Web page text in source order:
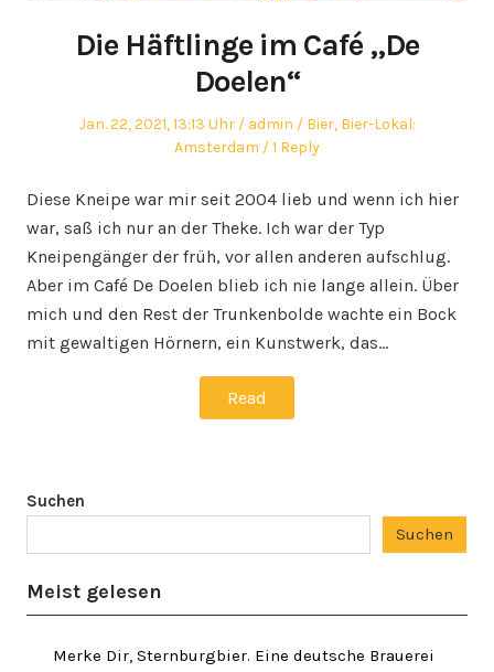
Die Häftlinge im Café „De
Doelen“
Posted
Jan. 22, 2021, 13:13 Uhr Author
admin
Posted
in
Bier, Bier-Lokal:
Amsterdam
1 Reply
Diese Kneipe war mir seit 2004 lieb und wenn ich hier
war, saß ich nur an der Theke. Ich war der Typ
Kneipengänger der früh, vor allen anderen aufschlug.
Aber im Café De Doelen blieb ich nie lange allein. Über
mich und den Rest der Trunkenbolde wachte ein Bock
mit gewaltigen Hörnern, ein Kunstwerk, das…
Read
Suchen
Suchen
Meist gelesen
Merke Dir, Sternburgbier. Eine deutsche Brauerei